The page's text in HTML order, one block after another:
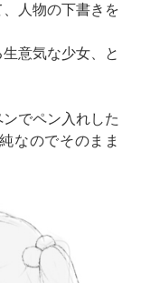
人物の下書きを
意気な少女、と
でペン入れした
なのでそのまま